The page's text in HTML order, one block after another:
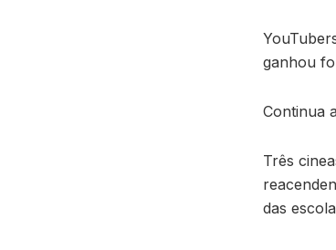
ganhou
Continua
Três
das